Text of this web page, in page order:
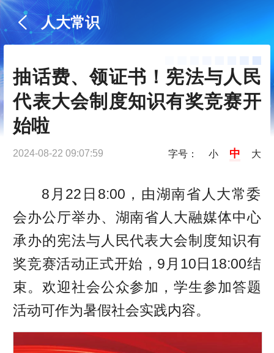
人大常识
抽话费、领证书！宪法与人民
代表大会制度知识有奖竞赛开
始啦
2024-08-22 09:07:59 字号： 小 中 大
8月22日8:00，由湖南省人大常委
会办公厅举办、湖南省人大融媒体中心
承办的宪法与人民代表大会制度知识有
奖竞赛活动正式开始，9月10日18:00结
束。欢迎社会公众参加，学生参加答题
活动可作为暑假社会实践内容。